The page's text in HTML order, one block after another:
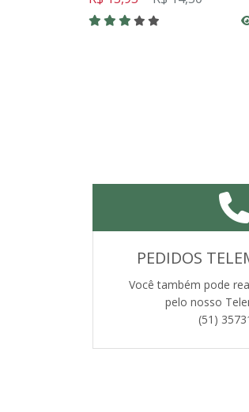
PEDIDOS
Você também pode
pelo nosso
(51)